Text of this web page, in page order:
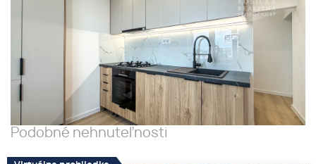
Podobné nehnuteľnosti